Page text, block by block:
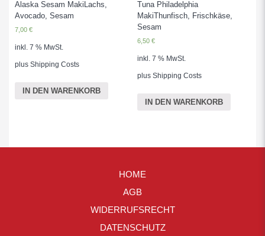
Alaska Sesam MakiLachs,
Avocado, Sesam
7,00 €
inkl. 7 % MwSt.
plus Shipping Costs
IN DEN WARENKORB
Tuna Philadelphia
MakiThunfisch, Frischkäse,
Sesam
6,50 €
inkl. 7 % MwSt.
plus Shipping Costs
IN DEN WARENKORB
HOME
AGB
WIDERRUFSRECHT
DATENSCHUTZ